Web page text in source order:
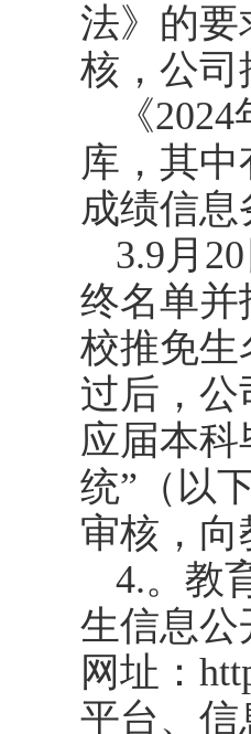
法》的要
核，公司
《2024
库，其
成绩信
3.9月 20
终名单并
校推免生
过后，
应届本
统” （以
审核，
4.。 教
生信息公
网址：
平台、信